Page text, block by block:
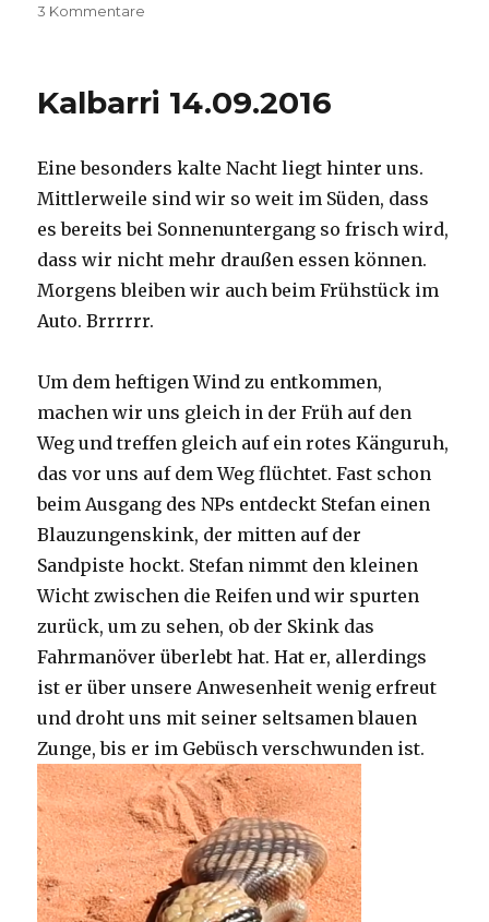
3 Kommentare
Kalbarri 14.09.2016
Eine besonders kalte Nacht liegt hinter uns.
Mittlerweile sind wir so weit im Süden, dass
es bereits bei Sonnenuntergang so frisch wird,
dass wir nicht mehr draußen essen können.
Morgens bleiben wir auch beim Frühstück im
Auto. Brrrrrr.
Um dem heftigen Wind zu entkommen,
machen wir uns gleich in der Früh auf den
Weg und treffen gleich auf ein rotes Känguruh,
das vor uns auf dem Weg flüchtet. Fast schon
beim Ausgang des NPs entdeckt Stefan einen
Blauzungenskink, der mitten auf der
Sandpiste hockt. Stefan nimmt den kleinen
Wicht zwischen die Reifen und wir spurten
zurück, um zu sehen, ob der Skink das
Fahrmanöver überlebt hat. Hat er, allerdings
ist er über unsere Anwesenheit wenig erfreut
und droht uns mit seiner seltsamen blauen
Zunge, bis er im Gebüsch verschwunden ist.